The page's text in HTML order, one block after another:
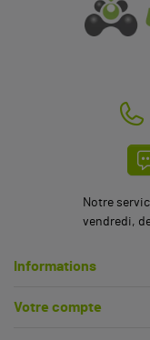
Notre
vendredi,
Informations
Votre compte